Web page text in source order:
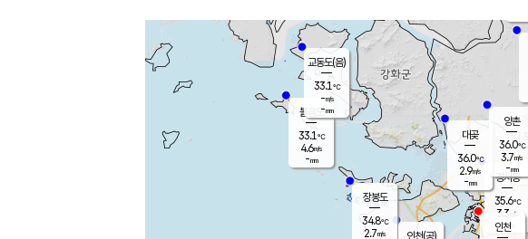
볼음도
33.1℃
4.6m/s
-mm
장봉도
34.8℃
2.7m/s
경서동
35.6℃
3.3 m/s
-mm
대곶
36.0℃
2.9m/s
-mm
양촌
36.0℃
3.7m/s
-mm
인천(공)
교동도(음)
33.1℃
-m/s
-mm
인천